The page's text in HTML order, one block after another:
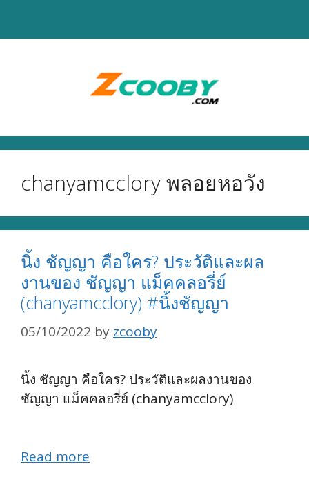
chanyamcclory พลอยหอวัง
นิ้ง ชัญญา คือใคร? ประวัติและผล
งานของ ชัญญา แม็คคลอรี่ย์
(chanyamcclory) #นิ้งชัญญา
05/10/2022 by zcooby
นิ้ง ชัญญา คือใคร? ประวัติและผลงานของ
ชัญญา แม็คคลอรี่ย์ (chanyamcclory)
Read more